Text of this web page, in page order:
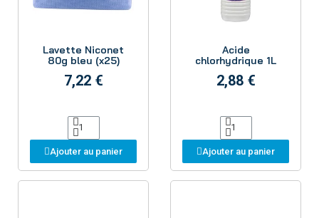
Lavette Niconet
80g bleu (x25)
7,22 €
Ajouter au panier
Acide
chlorhydrique 1L
2,88 €
Ajouter au panier